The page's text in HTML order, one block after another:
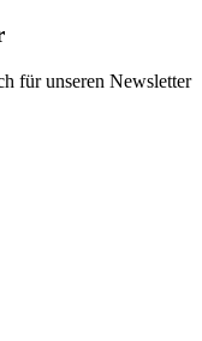
für unseren Newsletter